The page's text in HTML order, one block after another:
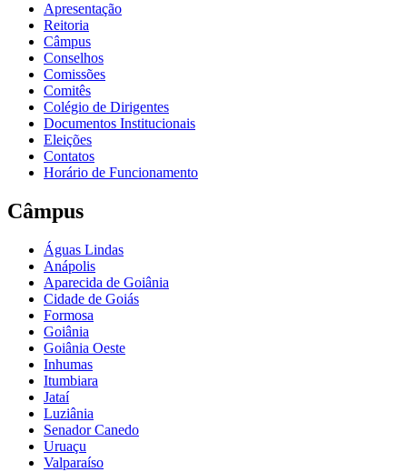
Apresentação
Reitoria
Câmpus
Conselhos
Comissões
Comitês
Colégio de Dirigentes
Documentos Institucionais
Eleições
Contatos
Horário de Funcionamento
Câmpus
Águas Lindas
Anápolis
Aparecida de Goiânia
Cidade de Goiás
Formosa
Goiânia
Goiânia Oeste
Inhumas
Itumbiara
Jataí
Luziânia
Senador Canedo
Uruaçu
Valparaíso